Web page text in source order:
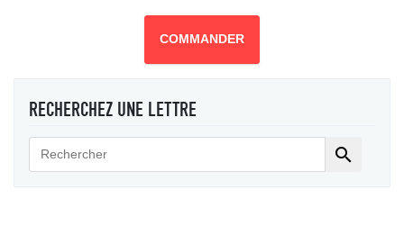
COMMANDER
RECHERCHEZ UNE LETTRE
